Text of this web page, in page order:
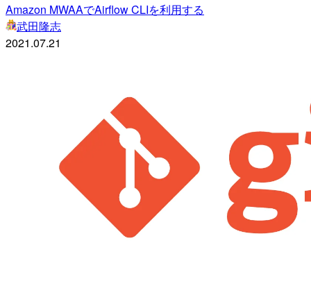
Amazon MWAAでAirflow CLIを利用する
武田隆志
2021.07.21